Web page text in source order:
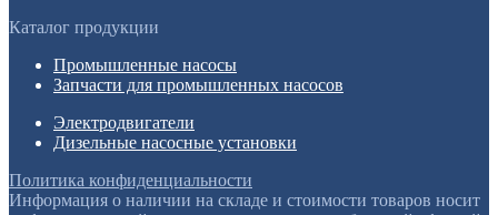
Каталог продукции
Промышленные насосы
Запчасти для промышленных насосов
Электродвигатели
Дизельные насосные установки
Политика конфиденциальности
Информация о наличии на складе и стоимости товаров носит